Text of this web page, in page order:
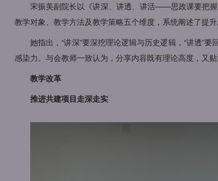
宋振美副院长以《讲深、讲透、讲活——思政课要把
教学对象、教学方法及教学策略五个维度，系统阐述了提
她指出，“讲深”要深挖理论逻辑与历史逻辑，“讲透”
感染力。与会教师一致认为，分享内容既有理论高度，又
教学改革
推进共建项目走深走实